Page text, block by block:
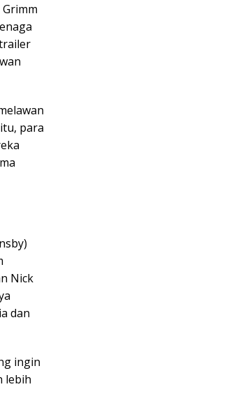
para
Nick
dan
ingin
lebih